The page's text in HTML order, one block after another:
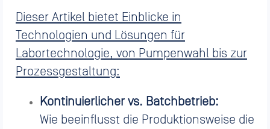
Dieser Artikel bietet Einblicke in
Technologien und Lösungen für
Labortechnologie, von Pumpenwahl bis zur
Prozessgestaltung:
Kontinuierlicher vs. Batchbetrieb:
Wie beeinflusst die Produktionsweise die